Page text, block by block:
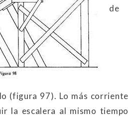
de
(figura 97). Lo más corriente
la escalera al mismo tiempo